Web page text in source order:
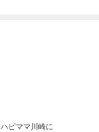
ハピママ川崎に